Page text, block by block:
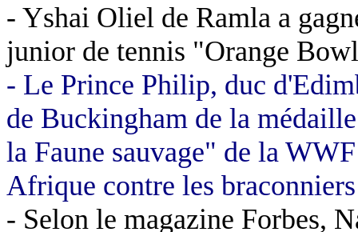
- Yshai Oliel de Ramla a
junior de tennis "Orange
- Le Prince Philip, duc
de Buckingham de la
la Faune sauvage" de la
Afrique contre les
- Selon le magazine Forbes,